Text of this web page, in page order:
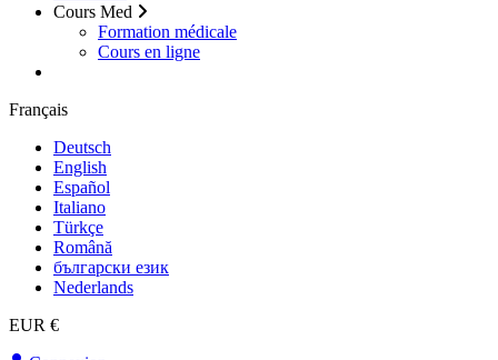
Cours Med
Formation médicale
Cours en ligne
Français
Deutsch
English
Español
Italiano
Türkçe
Română
български език
Nederlands
EUR €